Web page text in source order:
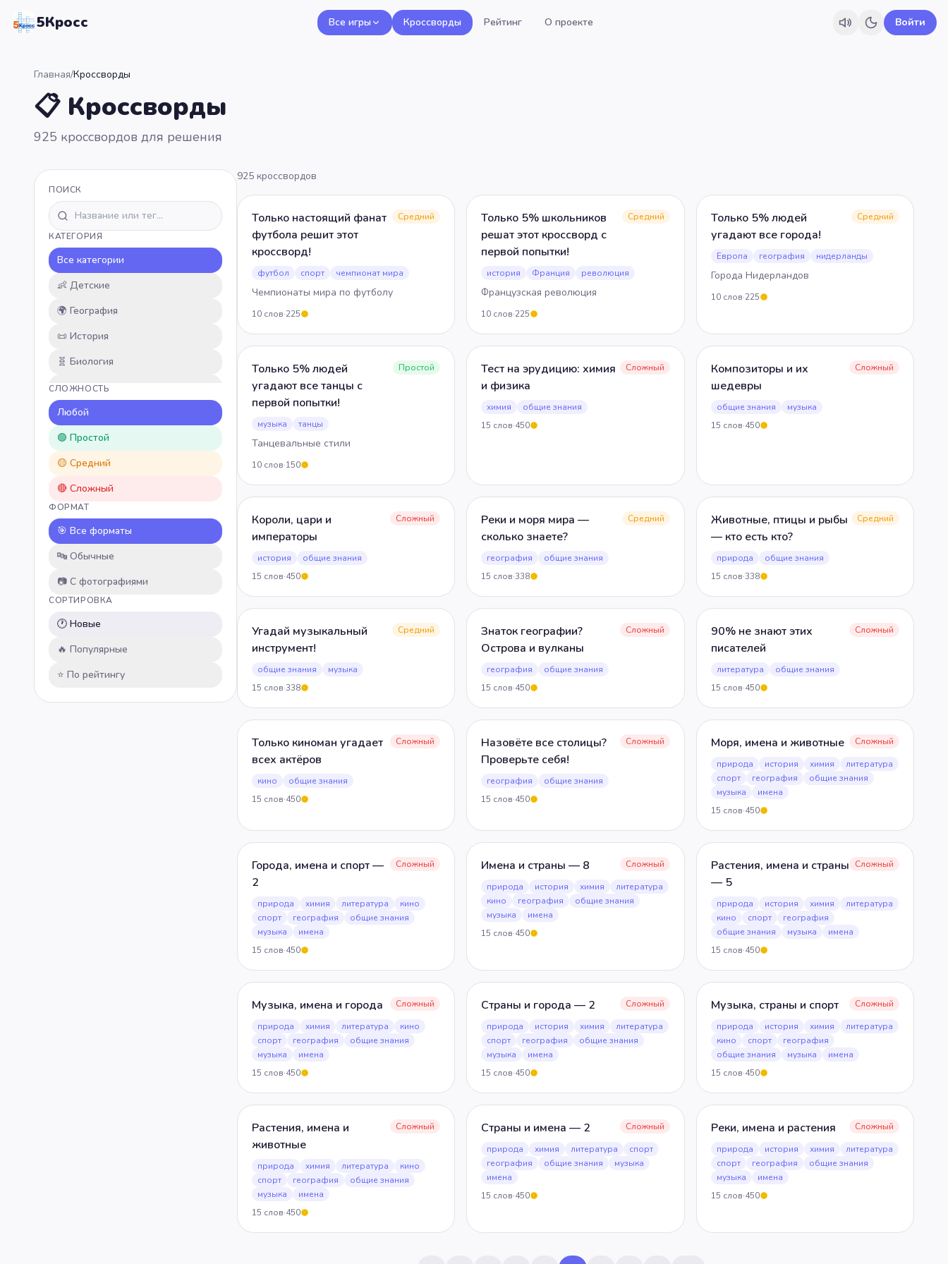
5Кросс Все игры Кроссворды Рейтинг О проекте Войти
Главная/Кроссворды
📋 Кроссворды
925 кроссвордов для решения
ПОИСК
КАТЕГОРИЯ
Все категории
👶 Детские
🌍 География
📜 История
🧬 Биология
🌿Природа
📚Литература
🔢 Математика
🎒 Школьные темы
🎬 Кино и сериалы
🎮 Игры
Спорт
🍳
Кулинария
✏️
СЛОЖНОСТЬ
Любой
🟢 Простой
🟡 Средний
🔴 Сложный
ФОРМАТ
🎯 Все форматы
🔤 Обычные
📷 С фотографиями
СОРТИРОВКА
🕐 Новые
🔥 Популярные
⭐ По рейтингу
925 кроссвордов
Только настоящий фанат
футбола решит этот
кроссворд!
Средний
футбол спорт чемпионат мира
Чемпионаты мира по футболу
10 слов·225
Только 5% школьников
решат этот кроссворд с
первой попытки!
Средний
история Франция революция
Французская революция
10 слов·225
Только 5% людей
угадают все города!
Средний
Европа география нидерланды
Города Нидерландов
10 слов·225
Только 5% людей
угадают все танцы с
первой попытки!
Простой
музыка танцы
Танцевальные стили
10 слов·150
Тест на эрудицию: химия
и физика
Сложный
химия
общие знания
15 слов·450
Композиторы и их
шедевры
Сложный
общие знания
музыка
15 слов·450
Короли, цари и
императоры
Сложный
история
общие знания
15 слов·450
Реки и моря мира —
сколько знаете?
Средний
география
общие знания
15 слов·338
Животные, птицы и рыбы
— кто есть кто?
Средний
природа
общие знания
15 слов·338
Угадай музыкальный
инструмент!
Средний
общие знания
музыка
15 слов·338
Знаток географии?
Острова и вулканы
Сложный
география
общие знания
15 слов·450
90% не знают этих
писателей
Сложный
литература
общие знания
15 слов·450
Только киноман угадает
всех актёров
Сложный
кино
общие знания
15 слов·450
Назовёте все столицы?
Проверьте себя!
Сложный
география
общие знания
15 слов·450
Моря, имена и животные
Сложный
природа
история химия
литература
спорт
география
общие знания
музыка
имена
15 слов·450
Города, имена и спорт —
2
Сложный
природа химия литература
кино
спорт
география
общие знания
музыка
имена
15 слов·450
Имена и страны — 8
Сложный
природа
история химия
литература
кино
география
общие знания
музыка
имена
15 слов·450
Растения, имена и страны
— 5
Сложный
природа история химия
литература
кино
спорт
география
общие знания
музыка
имена
15 слов·450
Музыка, имена и города
Сложный
природа
химия литература
кино
спорт
география
общие знания
музыка
имена
15 слов·450
Страны и города — 2
Сложный
природа
история химия
литература
спорт
география
общие знания
музыка
имена
15 слов·450
Музыка, страны и спорт
Сложный
природа
история химия
литература
кино
спорт
география
общие знания
музыка
имена
15 слов·450
Растения, имена и
животные
Сложный
природа химия литература
кино
спорт
география
общие знания
музыка
имена
15 слов·450
Страны и имена — 2
Сложный
природа
химия литература
спорт
география
общие знания
музыка
имена
15 слов·450
Реки, имена и растения
Сложный
природа
история химия
литература
спорт
география
общие знания
музыка
имена
15 слов·450